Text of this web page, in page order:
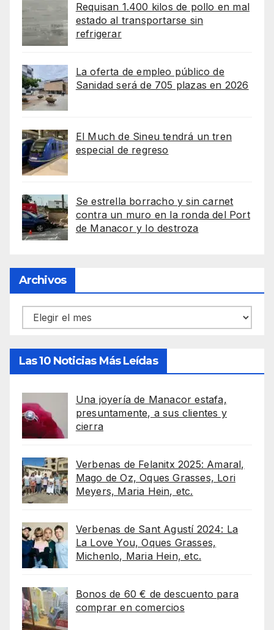
Requisan 1.400 kilos de pollo en mal
estado al transportarse sin
refrigerar
La oferta de empleo público de
Sanidad será de 705 plazas en 2026
El Much de Sineu tendrá un tren
especial de regreso
Se estrella borracho y sin carnet
contra un muro en la ronda del Port
de Manacor y lo destroza
Archivos
Archivos
Las 10 Noticias Más Leídas
Una joyería de Manacor estafa,
presuntamente, a sus clientes y
cierra
Verbenas de Felanitx 2025: Amaral,
Mago de Oz, Oques Grasses, Lori
Meyers, Maria Hein, etc.
Verbenas de Sant Agustí 2024: La
La Love You, Oques Grasses,
Michenlo, Maria Hein, etc.
Bonos de 60 € de descuento para
comprar en comercios